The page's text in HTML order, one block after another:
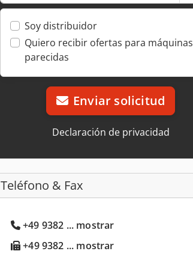
Soy distribuidor
Quiero recibir ofertas para máquinas
parecidas
Enviar solicitud
Declaración de privacidad
Teléfono & Fax
+49 9382 ... mostrar
+49 9382 ... mostrar